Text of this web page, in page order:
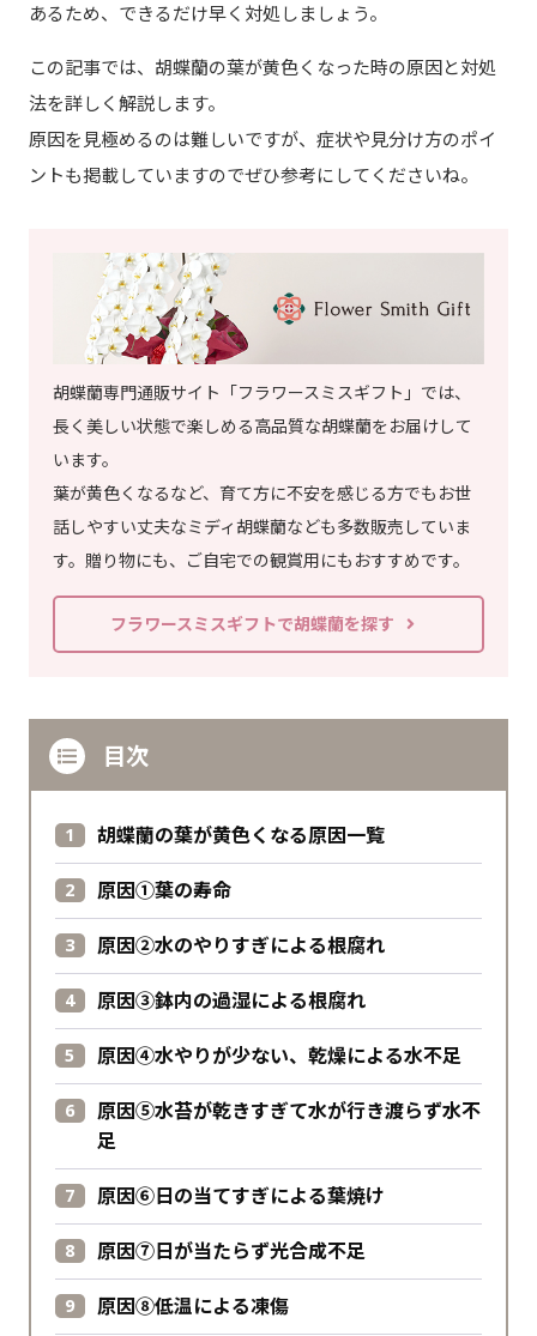
あるため、できるだけ早く対処しましょう。
この記事では、胡蝶蘭の葉が黄色くなった時の原因と対処
法を詳しく解説します。
原因を見極めるのは難しいですが、症状や見分け方のポイ
ントも掲載していますのでぜひ参考にしてくださいね。
胡蝶蘭専門通販サイト「フラワースミスギフト」では、
長く美しい状態で楽しめる高品質な胡蝶蘭をお届けして
います。
葉が黄色くなるなど、育て方に不安を感じる方でもお世
話しやすい丈夫なミディ胡蝶蘭なども多数販売していま
す。贈り物にも、ご自宅での観賞用にもおすすめです。
フラワースミスギフトで胡蝶蘭を探す
目次
胡蝶蘭の葉が黄色くなる原因一覧
原因①葉の寿命
原因②水のやりすぎによる根腐れ
原因③鉢内の過湿による根腐れ
原因④水やりが少ない、乾燥による水不足
原因⑤水苔が乾きすぎて水が行き渡らず水不
足
原因⑥日の当てすぎによる葉焼け
原因⑦日が当たらず光合成不足
原因⑧低温による凍傷